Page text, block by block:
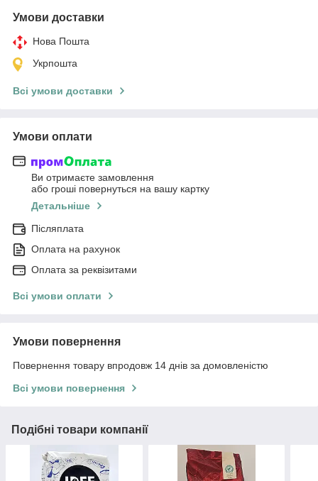
Умови доставки
Нова Пошта
Укрпошта
Всі умови доставки
Умови оплати
Ви отримаєте замовлення
або гроші повернуться на вашу картку
Детальніше
Післяплата
Оплата на рахунок
Оплата за реквізитами
Всі умови оплати
Умови повернення
Повернення товару впродовж 14 днів за домовленістю
Всі умови повернення
Подібні товари компанії